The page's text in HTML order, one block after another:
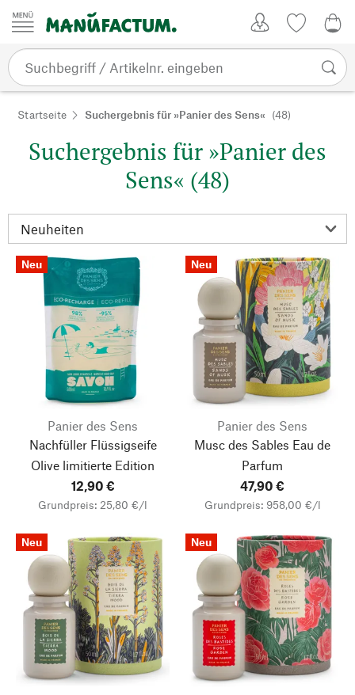
Zum Inhalt springen
Startseite Suchergebnis für »Panier des Sens« (48)
Suchergebnis für »Panier des
Sens« (48)
Neu
Panier des Sens
Nachfüller Flüssigseife
Olive limitierte Edition
12,90 €
Grundpreis: 25,80 €/l
Neu
Panier des Sens
Musc des Sables Eau de
Parfum
47,90 €
Grundpreis: 958,00 €/l
Neu Neu